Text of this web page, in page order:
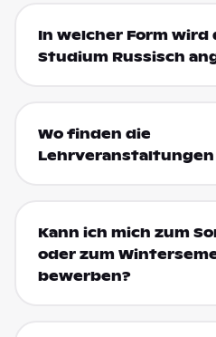
In welcher Form wird
Studium Russisch
Wo finden die
Kann ich mich zum
oder zum
bewerben?